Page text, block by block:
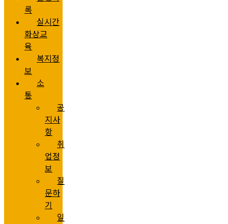
록
실시간
화상교
육
복지정
보
소
통
공
지사
항
취
업정
보
질
문하
기
일